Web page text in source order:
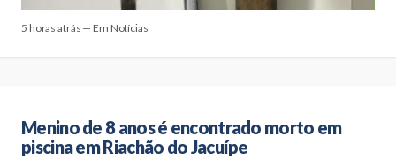
5 horas atrás — Em Notícias
Menino de 8 anos é encontrado morto em
piscina em Riachão do Jacuípe